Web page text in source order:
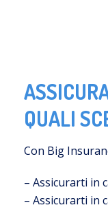
QUALI
Con Big
– Assicurarti in
– Assicurarti in